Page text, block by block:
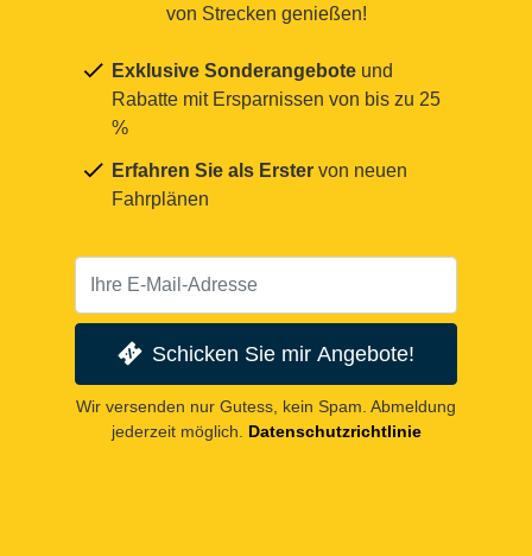
von Strecken genießen!
Exklusive Sonderangebote und
Rabatte mit Ersparnissen von bis zu 25
%
Erfahren Sie als Erster von neuen
Fahrplänen
Schicken Sie mir Angebote!
Wir versenden nur Gutess, kein Spam. Abmeldung
jederzeit möglich.
Datenschutzrichtlinie